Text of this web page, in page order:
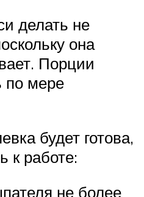
делать не
она
Порции
по мере
будет готова,
к работе:
не более